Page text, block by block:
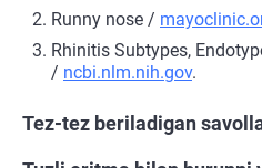
Runny nose /
Rhinitis Subtypes,
/ ncbi.nlm.nih.gov.
Tez-tez beriladigan